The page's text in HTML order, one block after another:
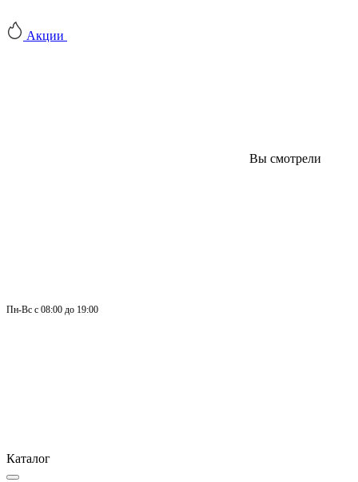
Акции
Вы смотрели
Пн-Вс с 08:00 до 19:00
Каталог